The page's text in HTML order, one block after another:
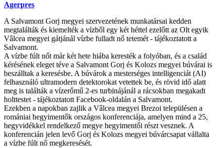
Agerpres
A Salvamont Gorj megyei szervezetének munkatársai kedden
megtalálták és kiemelték a vízből egy két héttel ezelőtt az Olt egyik
Vâlcea megyei gátjánál vízbe fulladt nő tetemét - tájékoztatott a
Salvamont.
A vízbe fúlt nőt már két hete hiába keresték a folyóban, és a család
kérésének eleget téve a Salvamont Gorj és Kolozs megyei búvárai is
beszálltak a keresésbe. A búvárok a mesterséges intelligenciát (AI)
felhasználó ultramodern detektorokat vetettek be, és rövid idő alatt
meg is találták a vízerőmű 2-es turbinájánál a rácsokban megakadt
holttestet - tájékoztatott Facebook-oldalán a Salvamont.
Ezekben a napokban zajlik a Vâlcea megyei Brezoi településen a
romániai hegyimentők országos konferenciája, amelyen mind a 25,
hegyvidékkel rendelkező megye hegyimentői részt vesznek. A
konferencián jelen levő Gorj és Kolozs megyei búvárcsapat vállalta
a vízbe fúlt nő megkeresését.